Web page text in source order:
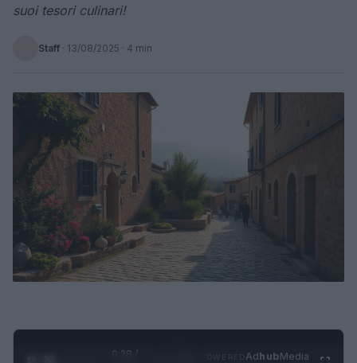
suoi tesori culinari!
Staff · 13/08/2025 · 4 min
0:29 /
AdhubMedia